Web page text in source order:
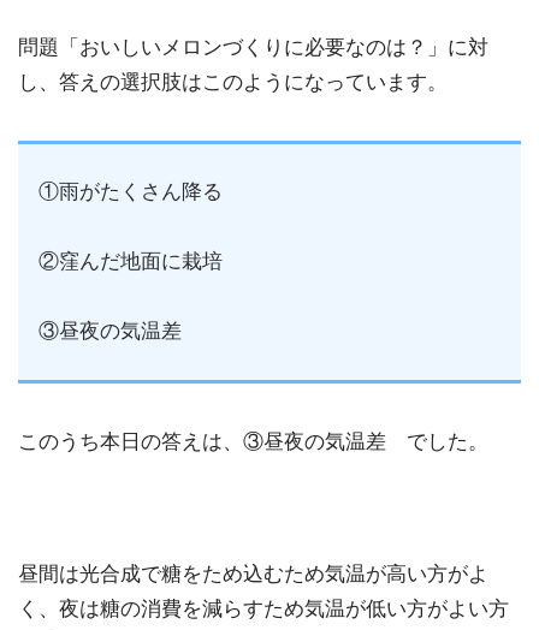
問題「おいしいメロンづくりに必要なのは？」に対
し、答えの選択肢はこのようになっています。
①雨がたくさん降る
②窪んだ地面に栽培
③昼夜の気温差
このうち本日の答えは、③昼夜の気温差 でした。
昼間は光合成で糖をため込むため気温が高い方がよ
く、夜は糖の消費を減らすため気温が低い方がよい方